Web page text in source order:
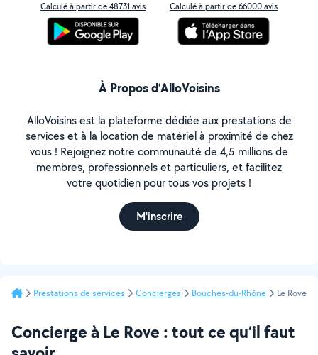
Calculé à partir de 48731 avis Calculé à partir de 66000 avis
À Propos d’AlloVoisins
AlloVoisins est la plateforme dédiée aux prestations de
services et à la location de matériel à proximité de chez
vous ! Rejoignez notre communauté de 4,5 millions de
membres, professionnels et particuliers, et facilitez
votre quotidien pour tous vos projets !
M'inscrire
Prestations de services Concierges Bouches-du-Rhône Le Rove
Concierge à Le Rove : tout ce qu’il faut